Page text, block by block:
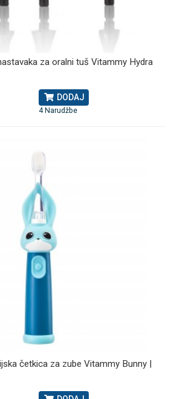
za oralni tuš Vitammy Hydra
DODAJ
4 Narudžbe
četkica za zube Vitammy Bunny |